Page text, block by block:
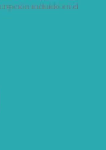
incluido en el